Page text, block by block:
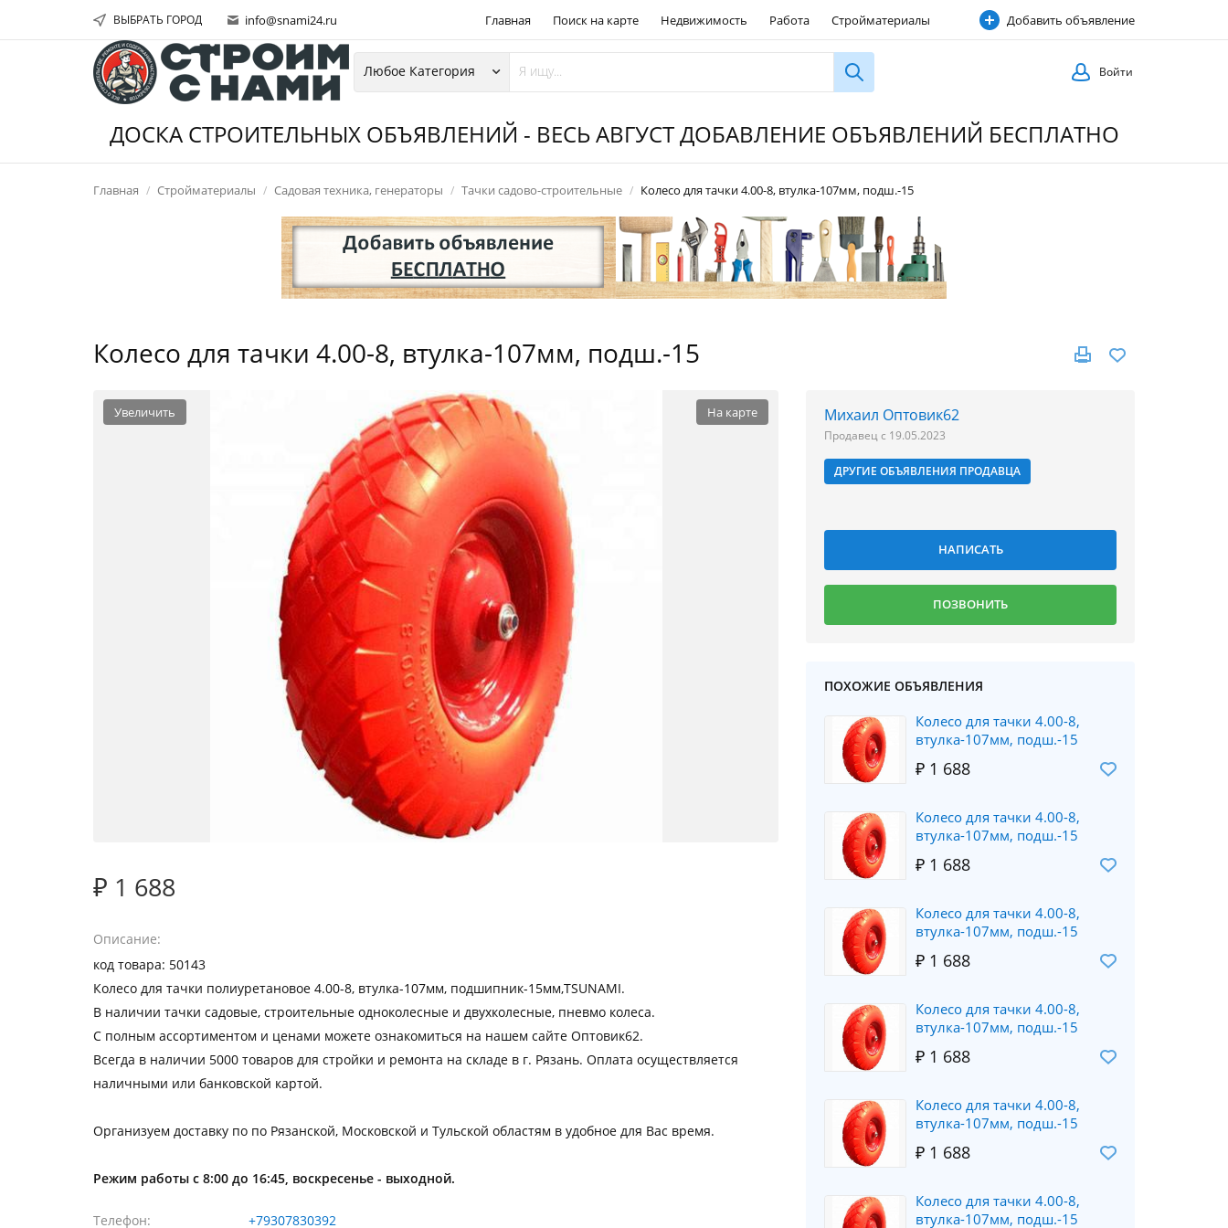
ВЫБРАТЬ ГОРОД info@snami24.ru Главная Поиск на карте Недвижимость Работа Стройматериалы
Строительные услуги
Добавить объявление
Войти
ДОСКА СТРОИТЕЛЬНЫХ ОБЪЯВЛЕНИЙ - ВЕСЬ АВГУСТ ДОБАВЛЕНИЕ ОБЪЯВЛЕНИЙ БЕСПЛАТНО
Главная Стройматериалы Садовая техника, генераторы Тачки садово-строительные Колесо для тачки 4.00-8, втулка-107мм, подш.-15
Колесо для тачки 4.00-8, втулка-107мм, подш.-15
Михаил Оптовик62
Продавец с 19.05.2023
ДРУГИЕ ОБЪЯВЛЕНИЯ ПРОДАВЦА
ПОХОЖИЕ ОБЪЯВЛЕНИЯ
Колесо для тачки 4.00-8,
втулка-107мм, подш.-15
₽ 1 688
Колесо для тачки 4.00-8,
втулка-107мм, подш.-15
₽ 1 688
Колесо для тачки 4.00-8,
втулка-107мм, подш.-15
₽ 1 688
Колесо для тачки 4.00-8,
втулка-107мм, подш.-15
₽ 1 688
Колесо для тачки 4.00-8,
втулка-107мм, подш.-15
₽ 1 688
Колесо для тачки 4.00-8,
втулка-107мм, подш.-15
Увеличить На карте
₽ 1 688
Описание
код товара: 50143
Колесо для тачки полиуретановое 4.00-8, втулка-107мм, подшипник-15мм,ТSUNАМI.
В наличии тачки садовые, строительные одноколесные и двухколесные, пневмо колеса.
С полным ассортиментом и ценами можете ознакомиться на нашем сайте Оптовик62.
Всегда в наличии 5000 товаров для стройки и ремонта на складе в г. Рязань. Оплата осуществляется
наличными или банковской картой.
Организуем доставку по по Рязанской, Московской и Тульской областям в удобное для Вас время.
Режим работы с 8:00 до 16:45, воскресенье - выходной.
Телефон +79307830392